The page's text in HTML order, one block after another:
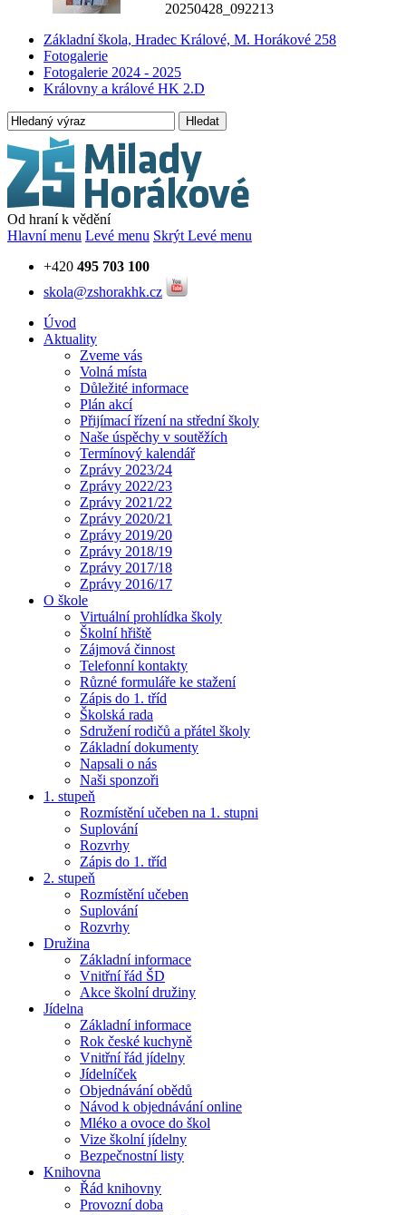
20250428_092213
Základní škola, Hradec Králové, M. Horákové 258
Fotogalerie
Fotogalerie 2024 - 2025
Královny a králové HK 2.D
Hledat
Od hraní k vědění
Hlavní menu Levé menu Skrýt Levé menu
+420 495 703 100
skola@zshorakhk.cz
Úvod
Aktuality
Zveme vás
Volná místa
Důležité informace
Plán akcí
Přijímací řízení na střední školy
Naše úspěchy v soutěžích
Termínový kalendář
Zprávy 2023/24
Zprávy 2022/23
Zprávy 2021/22
Zprávy 2020/21
Zprávy 2019/20
Zprávy 2018/19
Zprávy 2017/18
Zprávy 2016/17
O škole
Virtuální prohlídka školy
Školní hřiště
Zájmová činnost
Telefonní kontakty
Různé formuláře ke stažení
Zápis do 1. tříd
Školská rada
Sdružení rodičů a přátel školy
Základní dokumenty
Napsali o nás
Naši sponzoři
1. stupeň
Rozmístění učeben na 1. stupni
Suplování
Rozvrhy
Zápis do 1. tříd
2. stupeň
Rozmístění učeben
Suplování
Rozvrhy
Družina
Základní informace
Vnitřní řád ŠD
Akce školní družiny
Jídelna
Základní informace
Rok české kuchyně
Vnitřní řád jídelny
Jídelníček
Objednávání obědů
Návod k objednávání online
Mléko a ovoce do škol
Vize školní jídelny
Bezpečnostní listy
Knihovna
Řád knihovny
Provozní doba